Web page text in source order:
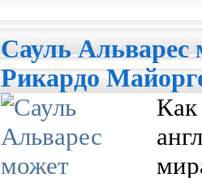
Сауль Альварес
Рикардо